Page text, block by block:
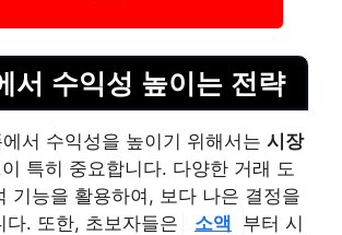
서 수익성 높이는 전략
서 수익성을 높이기 위해서는 시장
이 특히 중요합니다. 다양한 거래 도
기능을 활용하여, 보다 나은 결정을
다. 또한, 초보자들은
소액 부터 시